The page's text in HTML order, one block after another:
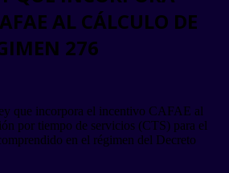
AL CÁLCULO DE
276
que incorpora el incentivo CAFAE al
por tiempo de servicios (CTS) para el
en el régimen del Decreto